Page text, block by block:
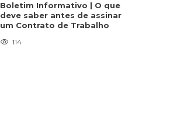
Boletim Informativo | O que
deve saber antes de assinar
um Contrato de Trabalho
114